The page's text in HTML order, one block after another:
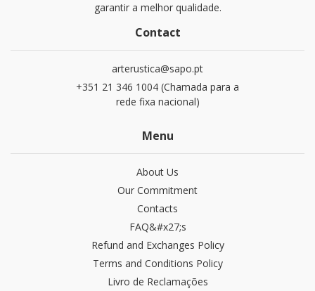
garantir a melhor qualidade.
Contact
arterustica@sapo.pt
+351 21 346 1004 (Chamada para a
rede fixa nacional)
Menu
About Us
Our Commitment
Contacts
FAQ&#x27;s
Refund and Exchanges​ Policy
Terms and Conditions Policy
Livro de Reclamações